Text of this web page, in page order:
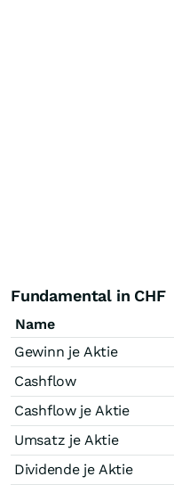
Fundamental in CHF
Name
Gewinn je Aktie
Cashflow
Cashflow je Aktie
Umsatz je Aktie
Dividende je Aktie